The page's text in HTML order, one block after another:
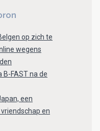
op zich te
wegens
B-FAST na de
een
en